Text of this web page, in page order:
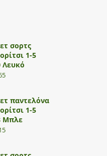
σορτς
1-5
Λευκό
παντελόνα
1-5
Μπλε